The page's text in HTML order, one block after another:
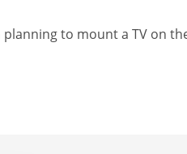
to mount a TV on